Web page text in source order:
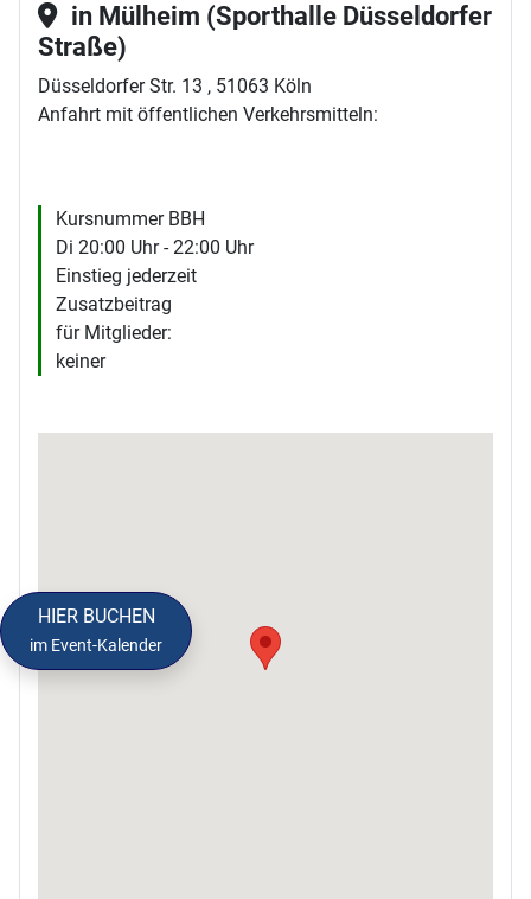
in Mülheim (Sporthalle Düsseldorfer
Straße)
Düsseldorfer Str. 13 , 51063 Köln
Anfahrt mit öffentlichen Verkehrsmitteln:
Kursnummer BBH
Di 20:00 Uhr - 22:00 Uhr
Einstieg jederzeit
Zusatzbeitrag
für Mitglieder:
keiner
HIER BUCHEN
im Event-Kalender